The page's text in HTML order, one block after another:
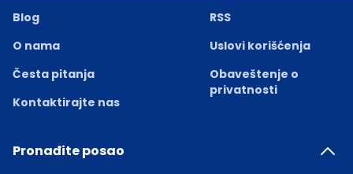
Blog
O nama
Česta pitanja
Kontaktirajte nas
RSS
Uslovi korišćenja
Obaveštenje o
privatnosti
Pronađite posao